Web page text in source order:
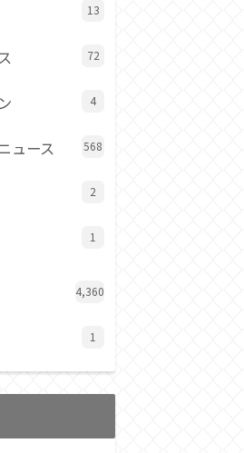
13
72
4
ュース 568
2
1
4,360
1